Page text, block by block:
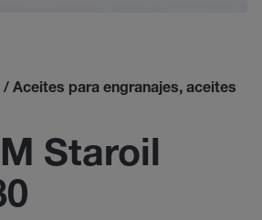
Aceites para engranajes, aceites
Staroil